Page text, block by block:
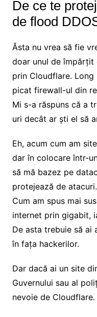
De ce te
de flood
Ăsta nu vrea să fie
doar unul de împărțit
prin Cloudflare.
picat firewall-ul din
Mi s-a răspuns că a
uri decât ar ști el să
Eh, acum cum am
dar în colocare într-
să mă bazez pe
protejează de
Cum am spus mai
internet prin gigabit,
De asta trebuie să ai
în fața hackerilor.
Dar dacă ai un site
Guvernului sau al
nevoie de Cloudflare.